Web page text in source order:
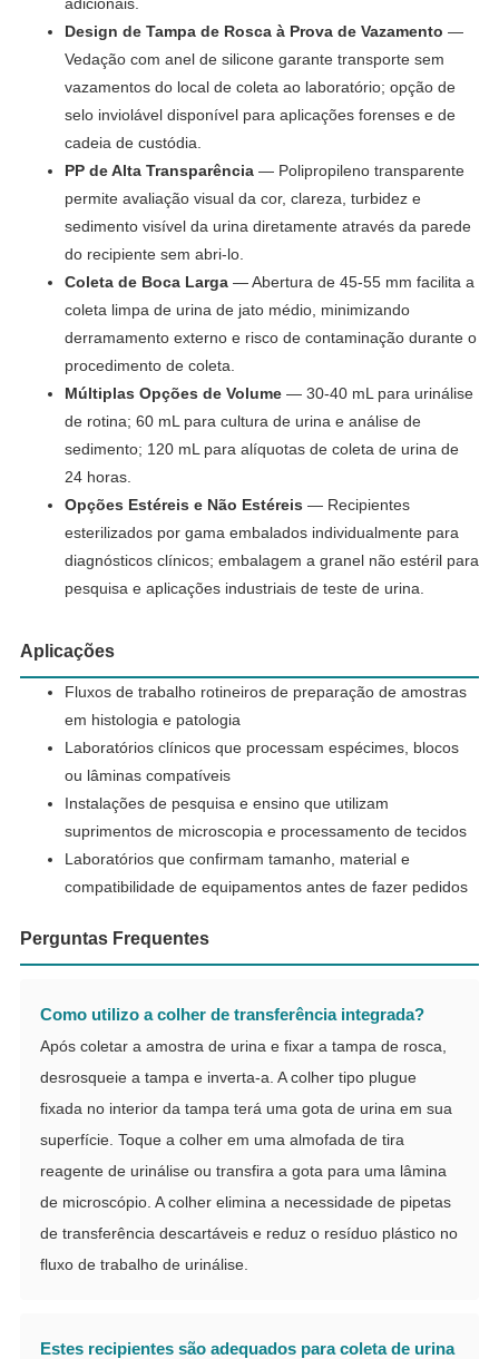
Design de Tampa de Rosca à Prova de Vazamento —
Vedação com anel de silicone garante transporte sem
vazamentos do local de coleta ao laboratório; opção de
selo inviolável disponível para aplicações forenses e de
cadeia de custódia.
PP de Alta Transparência— Polipropileno transparente
permite avaliação visual da cor, clareza, turbidez e
sedimento visível da urina diretamente através da parede
do recipiente sem abri-lo.
Coleta de Boca Larga— Abertura de 45-55 mm facilita a
coleta limpa de urina de jato médio, minimizando
derramamento externo e risco de contaminação durante o
procedimento de coleta.
Múltiplas Opções de Volume— 30-40 mL para urinálise
de rotina; 60 mL para cultura de urina e análise de
sedimento; 120 mL para alíquotas de coleta de urina de
24 horas.
Opções Estéreis e Não Estéreis — Recipientes
esterilizados por gama embalados individualmente para
diagnósticos clínicos; embalagem a granel não estéril para
pesquisa e aplicações industriais de teste de urina.
Aplicações
Fluxos de trabalho rotineiros de preparação de amostras
em histologia e patologia
Laboratórios clínicos que processam espécimes, blocos
ou lâminas compatíveis
Instalações de pesquisa e ensino que utilizam
suprimentos de microscopia e processamento de tecidos
Laboratórios que confirmam tamanho, material e
compatibilidade de equipamentos antes de fazer pedidos
Perguntas Frequentes
Como utilizo a colher de transferência integrada?
Após coletar a amostra de urina e fixar a tampa de rosca,
desrosqueie a tampa e inverta-a. A colher tipo plugue
fixada no interior da tampa terá uma gota de urina em sua
superfície. Toque a colher em uma almofada de tira
reagente de urinálise ou transfira a gota para uma lâmina
de microscópio. A colher elimina a necessidade de pipetas
de transferência descartáveis e reduz o resíduo plástico no
fluxo de trabalho de urinálise.
Estes recipientes são adequados para coleta de urina